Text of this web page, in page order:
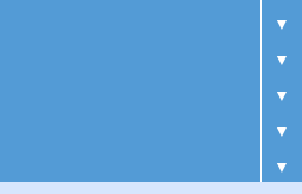
▼
▼
▼
▼
▼